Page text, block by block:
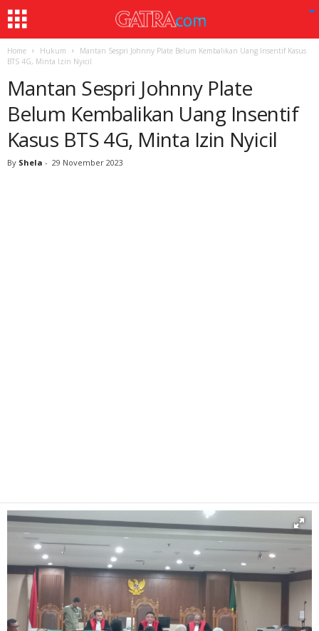
Home Hukum
Mantan Sespri Johnny Plate Belum Kembalikan Uang Insentif Kasus
BTS 4G, Minta Izin Nyicil
Mantan Sespri Johnny Plate
Belum Kembalikan Uang Insentif
Kasus BTS 4G, Minta Izin Nyicil
By Shela - 29 November 2023